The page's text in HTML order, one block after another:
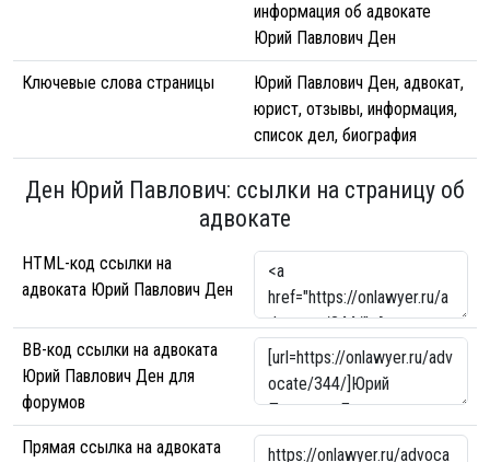
информация об адвокате
Юрий Павлович Ден
Ключевые слова страницы
Юрий Павлович Ден, адвокат,
юрист, отзывы, информация,
список дел, биография
Ден Юрий Павлович: ссылки на страницу об
адвокате
HTML-код ссылки на
адвоката Юрий Павлович Ден
BB-код ссылки на адвоката
Юрий Павлович Ден для
форумов
Прямая ссылка на адвоката